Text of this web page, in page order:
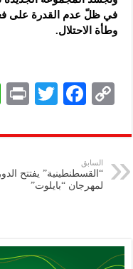
في ظلّ عدم القدرة على
وطأة الاحتلال.
C
p
y
Li
F
eb
k
T
tt
السابق
“القسطنطينية” يفتتح
لمهرجان “بايلوت”